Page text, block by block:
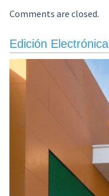
Comments are closed.
Edición Electrónica